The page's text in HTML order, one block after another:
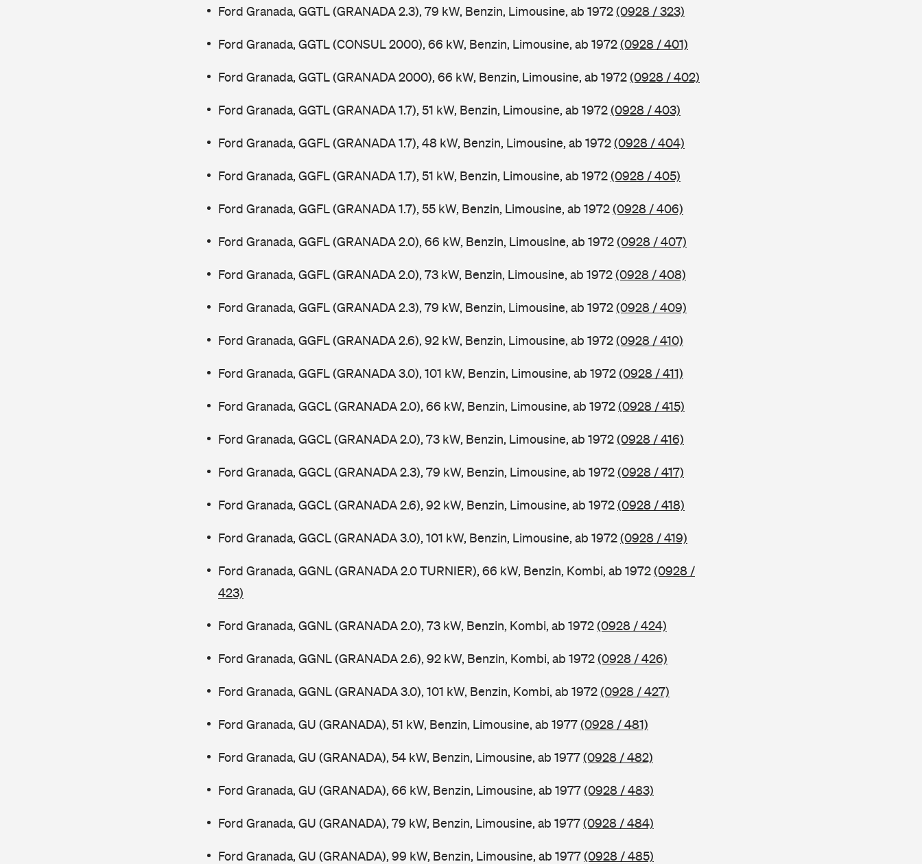
Ford Granada, GGTL (GRANADA 2.3), 79 kW, Benzin, Limousine, ab 1972(0928 / 323)
Ford Granada, GGTL (CONSUL 2000), 66 kW, Benzin, Limousine, ab 1972(0928 / 401)
Ford Granada, GGTL (GRANADA 2000), 66 kW, Benzin, Limousine, ab 1972(0928 / 402)
Ford Granada, GGTL (GRANADA 1.7), 51 kW, Benzin, Limousine, ab 1972(0928 / 403)
Ford Granada, GGFL (GRANADA 1.7), 48 kW, Benzin, Limousine, ab 1972(0928 / 404)
Ford Granada, GGFL (GRANADA 1.7), 51 kW, Benzin, Limousine, ab 1972(0928 / 405)
Ford Granada, GGFL (GRANADA 1.7), 55 kW, Benzin, Limousine, ab 1972(0928 / 406)
Ford Granada, GGFL (GRANADA 2.0), 66 kW, Benzin, Limousine, ab 1972(0928 / 407)
Ford Granada, GGFL (GRANADA 2.0), 73 kW, Benzin, Limousine, ab 1972(0928 / 408)
Ford Granada, GGFL (GRANADA 2.3), 79 kW, Benzin, Limousine, ab 1972(0928 / 409)
Ford Granada, GGFL (GRANADA 2.6), 92 kW, Benzin, Limousine, ab 1972(0928 / 410)
Ford Granada, GGFL (GRANADA 3.0), 101 kW, Benzin, Limousine, ab 1972(0928 / 411)
Ford Granada, GGCL (GRANADA 2.0), 66 kW, Benzin, Limousine, ab 1972(0928 / 415)
Ford Granada, GGCL (GRANADA 2.0), 73 kW, Benzin, Limousine, ab 1972(0928 / 416)
Ford Granada, GGCL (GRANADA 2.3), 79 kW, Benzin, Limousine, ab 1972(0928 / 417)
Ford Granada, GGCL (GRANADA 2.6), 92 kW, Benzin, Limousine, ab 1972(0928 / 418)
Ford Granada, GGCL (GRANADA 3.0), 101 kW, Benzin, Limousine, ab 1972(0928 / 419)
Ford Granada, GGNL (GRANADA 2.0 TURNIER), 66 kW, Benzin, Kombi, ab 1972(0928 /
423)
Ford Granada, GGNL (GRANADA 2.0), 73 kW, Benzin, Kombi, ab 1972(0928 / 424)
Ford Granada, GGNL (GRANADA 2.6), 92 kW, Benzin, Kombi, ab 1972(0928 / 426)
Ford Granada, GGNL (GRANADA 3.0), 101 kW, Benzin, Kombi, ab 1972(0928 / 427)
Ford Granada, GU (GRANADA), 51 kW, Benzin, Limousine, ab 1977(0928 / 481)
Ford Granada, GU (GRANADA), 54 kW, Benzin, Limousine, ab 1977(0928 / 482)
Ford Granada, GU (GRANADA), 66 kW, Benzin, Limousine, ab 1977(0928 / 483)
Ford Granada, GU (GRANADA), 79 kW, Benzin, Limousine, ab 1977(0928 / 484)
Ford Granada, GU (GRANADA), 99 kW, Benzin, Limousine, ab 1977(0928 / 485)